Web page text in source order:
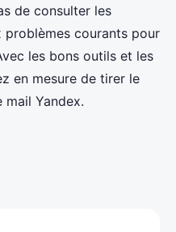
de consulter les
problèmes courants pour
les bons outils et les
en mesure de tirer le
Yandex.